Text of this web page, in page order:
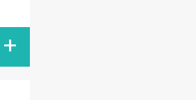
+